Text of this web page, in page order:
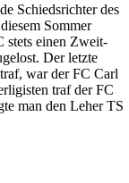
Schiedsrichter des
Sommer
stets einen Zweit-
Der letzte
war der FC Carl
traf der FC
man den Leher TS